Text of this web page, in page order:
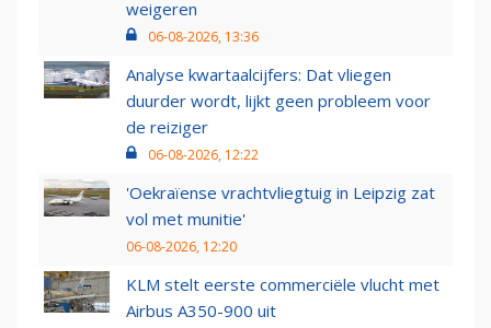
weigeren
06-08-2026, 13:36
Analyse kwartaalcijfers: Dat vliegen
duurder wordt, lijkt geen probleem voor
de reiziger
06-08-2026, 12:22
'Oekraïense vrachtvliegtuig in Leipzig zat
vol met munitie'
06-08-2026, 12:20
KLM stelt eerste commerciële vlucht met
Airbus A350-900 uit